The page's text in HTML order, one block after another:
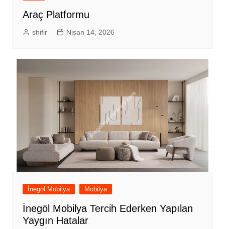
Araç Platformu
shifir Nisan 14, 2026
İnegöl Mobilya Mobilya
İnegöl Mobilya Tercih Ederken Yapılan
Yaygın Hatalar